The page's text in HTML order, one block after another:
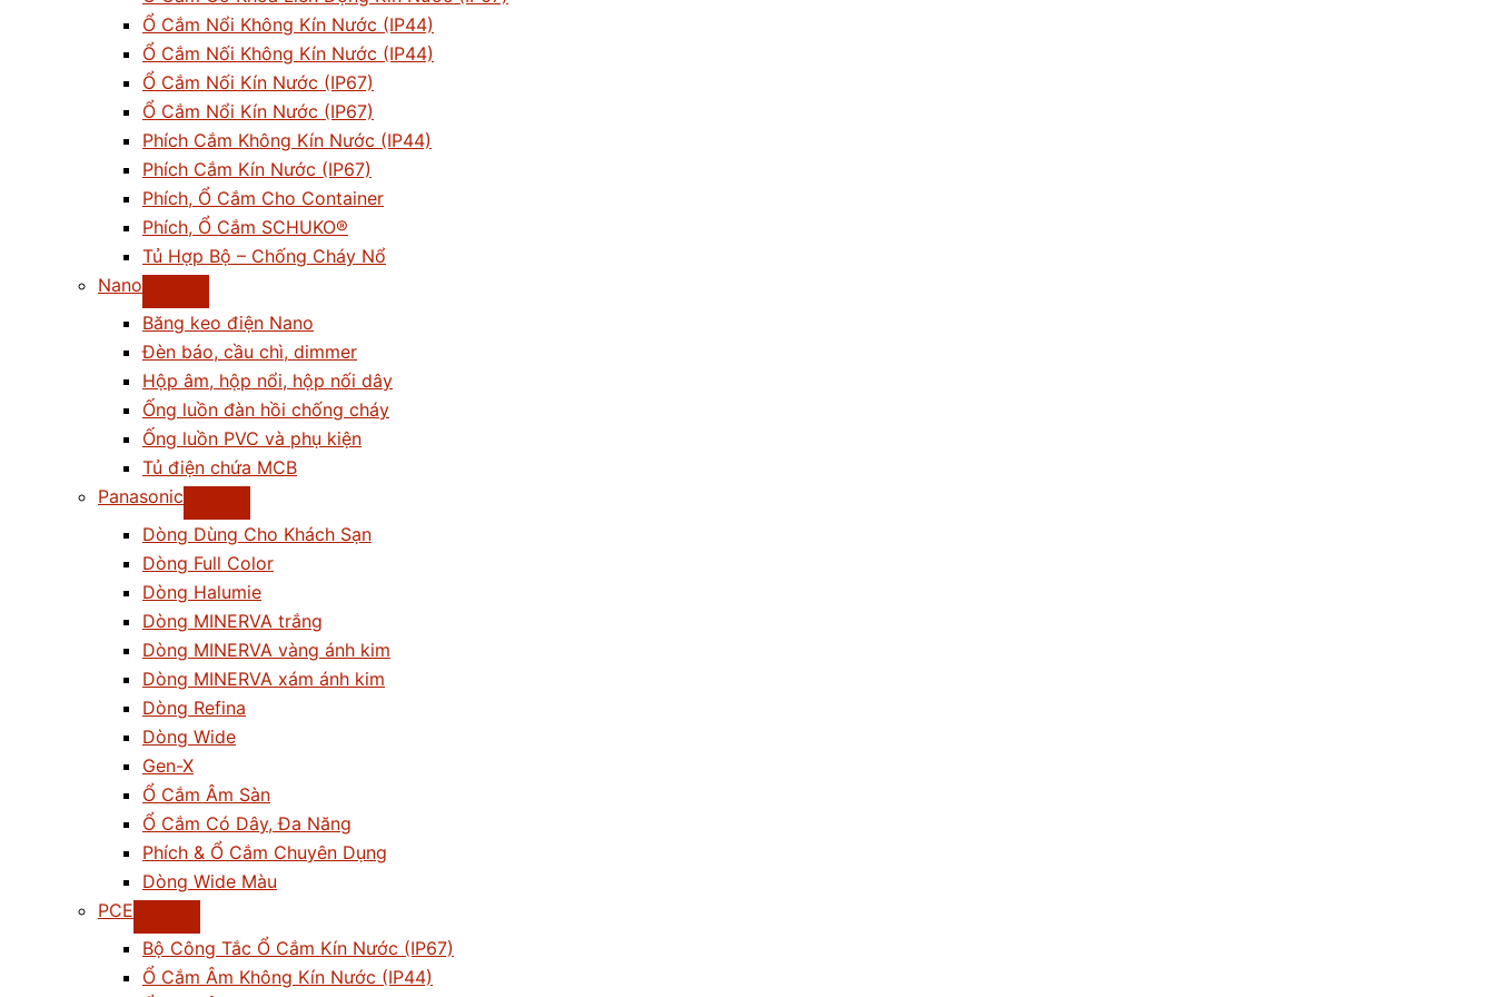
Ổ Cắm Nổi Không Kín Nước (IP44)
Ổ Cắm Nối Không Kín Nước (IP44)
Ổ Cắm Nối Kín Nước (IP67)
Ổ Cắm Nổi Kín Nước (IP67)
Phích Cắm Không Kín Nước (IP44)
Phích Cắm Kín Nước (IP67)
Phích, Ổ Cắm Cho Container
Phích, Ổ Cắm SCHUKO®
Tủ Hợp Bộ – Chống Cháy Nổ
Nano
Băng keo điện Nano
Đèn báo, cầu chì, dimmer
Hộp âm, hộp nổi, hộp nối dây
Ống luồn đàn hồi chống cháy
Ống luồn PVC và phụ kiện
Tủ điện chứa MCB
Panasonic
Dòng Dùng Cho Khách Sạn
Dòng Full Color
Dòng Halumie
Dòng MINERVA trắng
Dòng MINERVA vàng ánh kim
Dòng MINERVA xám ánh kim
Dòng Refina
Dòng Wide
Gen-X
Ổ Cắm Âm Sàn
Ổ Cắm Có Dây, Đa Năng
Phích & Ổ Cắm Chuyên Dụng
Dòng Wide Màu
PCE
Bộ Công Tắc Ổ Cắm Kín Nước (IP67)
Ổ Cắm Âm Không Kín Nước (IP44)